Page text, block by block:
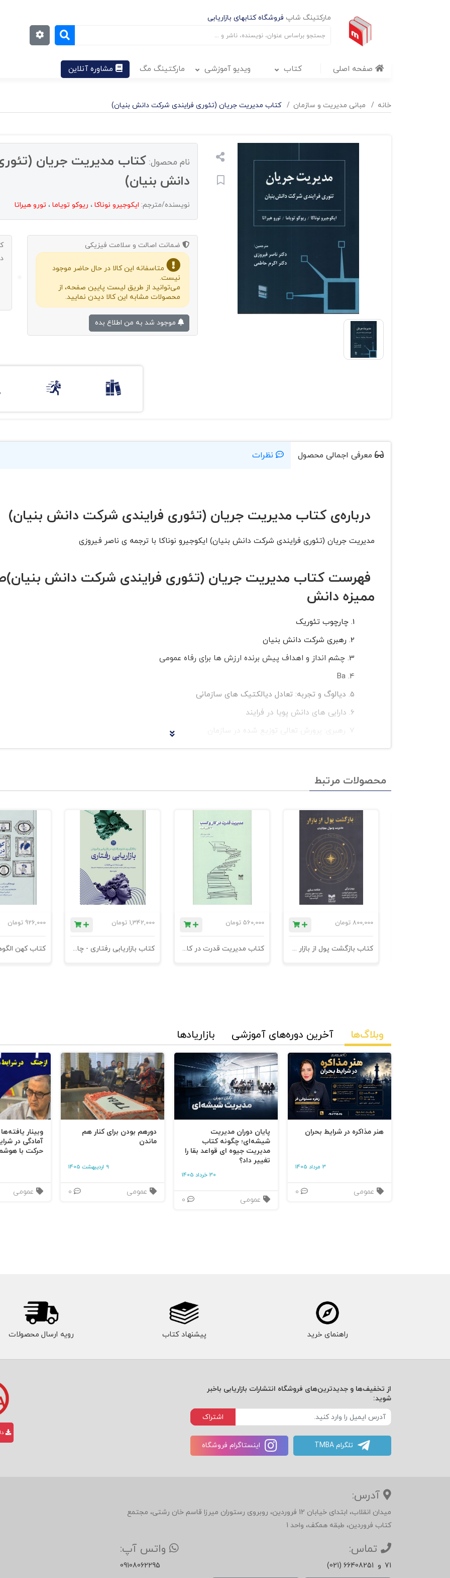
مارکتینگ شاپ فروشگاه کتابهای بازاریابی
صفحه اصلی کتاب ویدیو آموزشی مارکتینگ مگ مشاوره آنلاین
خانه مبانی مدیریت و سازمان کتاب مدیریت جریان (تئوری فرایندی شرکت دانش بنیان)
نام محصول: کتاب مدیریت جریان
دانش بنیان)
نویسنده/مترجم: ایکوجیرو نوناکا ، ریوکو تویاما ، تورو هیراتا
ضمانت اصالت و سلامت فیزیکی
متاسفانه این کالا در حال حاضر موجود
نیست.
می‌توانید از طریق لیست پایین صفحه، از
محصولات مشابه این کالا دیدن نمایید.
معرفی اجمالی محصول نظرات
درباره‌ی کتاب مدیریت جریان (تئوری فرایندی شرکت دانش بنیان)
مدیریت جریان (تئوری فرایندی شرکت دانش بنیان) ایکوجیرو نوناکا با ترجمه ی ناصر فیروزی
فهرست کتاب مدیریت جریان (تئوری فرایندی شرکت دانش
ممیزه دانش
چارچوب تئوریک
رهبری شرکت دانش بنیان
چشم انداز و اهداف پیش برنده ارزش ها برای رفاه عمومی
Ba
دیالوگ و تجربه: تعادل دیالکتیک های سازمانی
دارایی های دانش پویا در فرایند
رهبری: پرورش تعالی توزیع شده در سازمان
نتایج
محصولات مرتبط
800,000 تومان
کتاب بازگشت پول از بازار مدیریت وصول مطالبات
560,000 تومان
کتاب مدیریت قدرت در کاروکسب
1,342,000 تومان
کتاب بازاریابی رفتاری - چاپ سوم
926,000 تومان
وبلاگ‌ها آخرین دوره‌های آموزشی بازاریادها
هنر مذاکره در شرایط بحران
3 مرداد 1405
عمومی
پایان دوران مدیریت
شیشه‌ای؛ چگونه کتاب
مدیریت جیوه‌ ای قواعد بقا را
تغییر داد؟
30 خرداد 1405
عمومی
دورهم بودن برای کنار هم
ماندن
9 اردیبهشت 1405
عمومی
وبینار
آمادگی در
حرکت با
عمومی
راهنمای خرید پیشنهاد کتاب رویه ارسال محصولات
از تخفیف‌ها و جدیدترین‌های فروشگاه انتشارات بازاریابی باخبر
شوید:
اشتراک
تلگرام TMBA اینستاگرام فروشگاه
آدرس:
میدان انقلاب، ابتدای خیابان 12 فروردین، روبروی رستوران میرزا قاسم خان رشتی، مجتمع
کتاب فروردین، طبقه همکف، واحد 1
تماس:
(021) 66408251 و 71
واتس آپ:
09108062295